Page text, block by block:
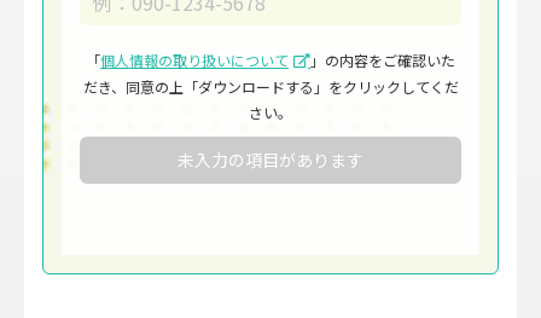
「個人情報の取り扱いについて
」の内容をご確認いた
だき、 同意の上「ダウンロードする」をクリックしてくだ
さい。
未入力の項目があります